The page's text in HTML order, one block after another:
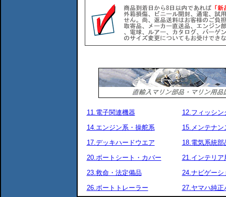
11.電子関連機器
12.フィッシン
14.エンジン系・操舵系
15.メンテナン
17.デッキハードウエア
18.電気系統部
20.ボートシート・カバー
21.インテリア
23.救命・法定備品
24.ナビゲーシ
26.ボートトレーラー
27.ヤマハ純正